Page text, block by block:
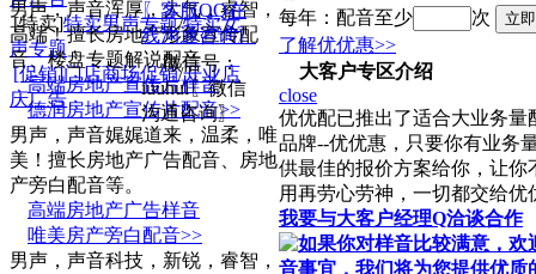
[特卖]特卖男声专题/特卖女
声专题
[促销]门店商场促销/开业店
庆广告
每年： 配音至少
次
了解优优惠>>
大客户专区介绍
close
优优配已推出了适合大业务量
品牌--优优惠，只要你有业务
供最佳的报价方案给你，让你
用再劳心劳神，一切都交给优
我要与大客户经理Q洽谈合作
男声，声音浑厚，大气，睿智，
高端！擅长房地产形象宣传配
音、楼盘专题解说配音
高端房地产宣传片样音
德润房地产宣传片配音>>
男声，声音娓娓道来，温柔，唯
美！擅长房地产广告配音、房地
产旁白配音等。
高端房地产广告样音
唯美房产旁白配音>>
男声，声音科技，新锐，睿智，
〖客服QQ在
线沟通咨询〗
微信号：
iuuhui〖微信
沟通咨询〗